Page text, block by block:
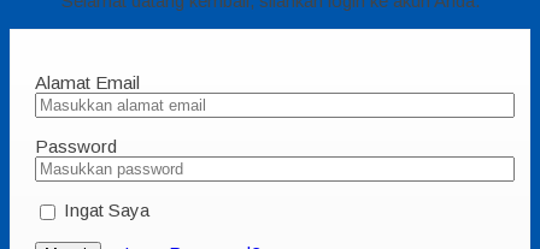
Alamat Email
Password
Ingat Saya